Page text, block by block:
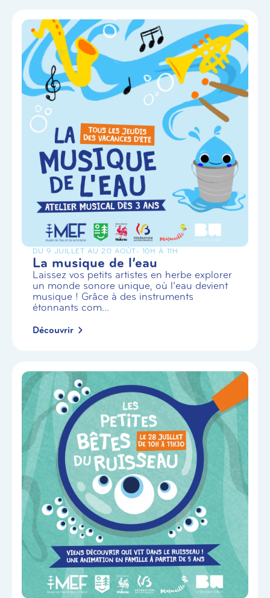
DU 9 JUILLET AU 20 AOÛT- 10H À 11H
La musique de l’eau
Laissez vos petits artistes en herbe explorer
un monde sonore unique, où l’eau devient
musique ! Grâce à des instruments
étonnants com...
Découvrir